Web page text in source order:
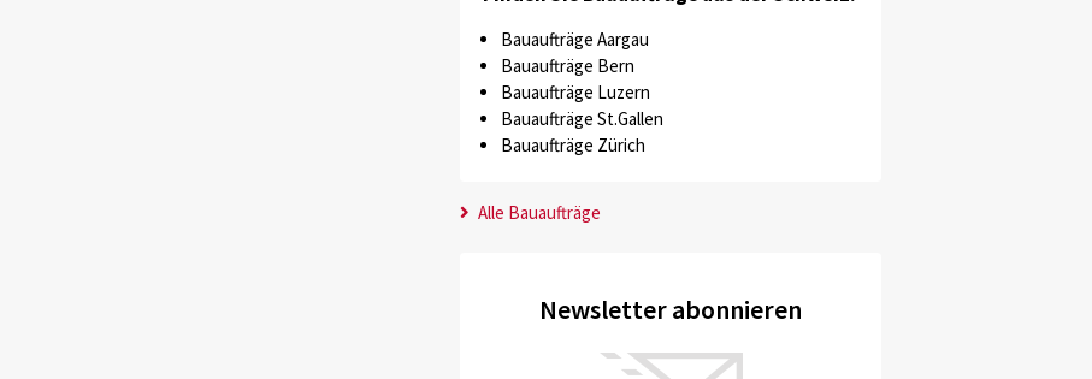
Bauaufträge Aargau
Bauaufträge Bern
Bauaufträge Luzern
Bauaufträge St.Gallen
Bauaufträge Zürich
Alle Bauaufträge
Newsletter abonnieren